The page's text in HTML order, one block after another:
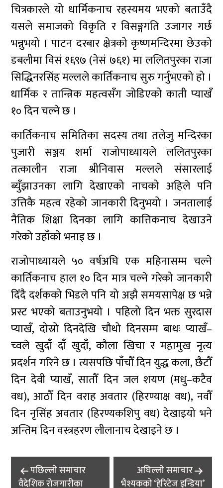
चित्रकारले यो धार्मिकनाच रहस्यमय भएको बताउँदै
यसले समाजको विकृति र विसङ्गगति उजागर गर्छ
भन्नुभयो । पाटन दरबार क्षेत्रको कृष्णमन्दिरमा छेउको
डबलीमा विसं १६९७ (नेसं ७६१) मा ललितपुरका राजा
सिद्धिनरसिंह मल्लले कार्तिकनाच सुरु गर्नुभएको हो ।
धार्मिक र तान्त्रिक महत्वसँग जोडिएको काती प्याखँ
१० दिन चल्ने छ ।
कार्तिकनाच समितिका सदस्य तथा तलेजु मन्दिरका
पुजारी सञ्जय शर्मा राजोपाध्यायले ललितपुरका
तत्कालीन राजा श्रीनिवास मल्लले संसारलाई
ब्युँझाउनका लागि देखाएको नाचको अहिले पनि
उत्तिकै महत्व रहेको जानकारी दिनुभयो । जनतालाई
नैतिक शिक्षा दिनका लागि कात्तिकनाच देखाउने
गरेको उहाँको भनाइ छ ।
राजोपाध्यायले ५० वर्षअघि एक महिनासम्म चल्ने
कार्तिकनाच हाल १० दिन मात्र चल्ने गरेको जानकारी
दिँदै दर्शकको भिडले पनि यो अझै समयसापेक्ष छ भन्ने
प्रस्ट भएको बताउनुभयो । पहिलो दिन भक्त सुरदास
प्याखँ, दोस्रो दिनदेखि चौथो दिनसम्म बाथः प्याखँ–
च्वले खुदाँ दाँ खुदाँ, कौला खिचा र महामुख नृत्य
प्रदर्शन गरिने छ । त्यसपछि पाँचौँ दिन युद्ध कला, छैटौँ
दिन देवी प्याखँ, सातौँ दिन जल शयण (मधु–कटैव
वध), आठौँ दिन वराह अवतार (हिरण्याक्ष वध), नवौँ
दिन नृसिंह अवतार (हिरण्यकशिपु वध) देखाइयो भने
अन्तिम दिन वस्त्रहरण लीलानाच देखाइने छ ।
Post
navigation
पछिल्लाे समाचार
वैदेशिक रोजगारीका
अघिल्लाे समाचार
भैश्यकको ‘हेरिटेज इन्डिया’